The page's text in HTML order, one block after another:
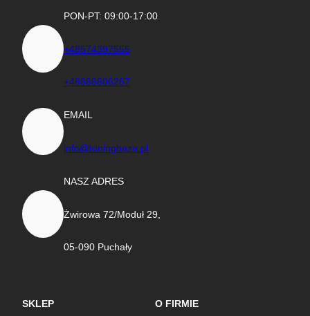
PON-PT: 09:00-17:00
+48574397555
+48666606267
EMAIL
info@tuningbaza.pl
NASZ ADRES
Żwirowa 72/Moduł 29,
05-090 Puchały
SKLEP O FIRMIE